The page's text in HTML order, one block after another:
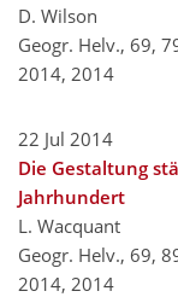
D. Wilson
Geogr. Helv., 69,
2014, 2014
22 Jul 2014
Die Gestaltung
Jahrhundert
L. Wacquant
Geogr. Helv., 69,
2014, 2014